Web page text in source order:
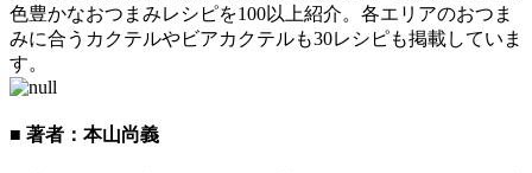
色豊かなおつまみレシピを100以上紹介。各エリアのおつま
みに合うカクテルやビアカクテルも30レシピも掲載していま
す。
■ 著者：本山尚義